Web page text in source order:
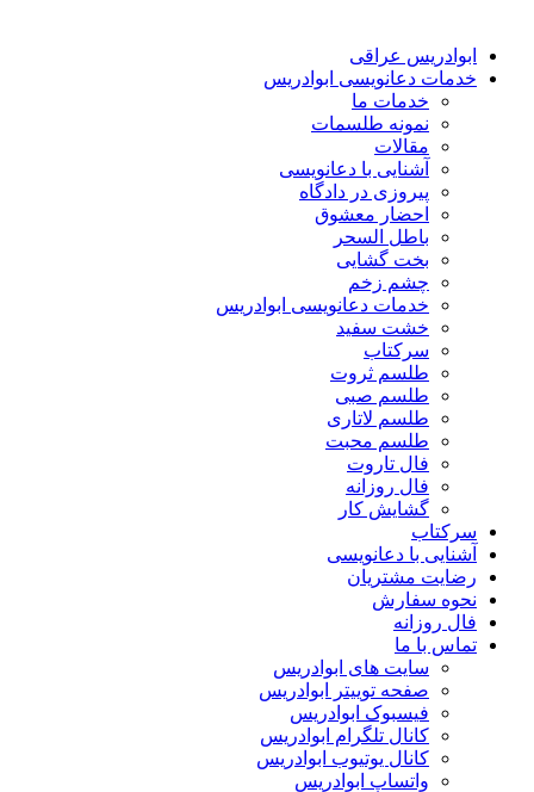
ابوادریس عراقی
خدمات دعانویسی ابوادریس
خدمات ما
نمونه طلسمات
مقالات
آشنایی با دعانویسی
پیروزی در دادگاه
احضار معشوق
باطل السحر
بخت گشایی
چشم زخم
خدمات دعانویسی ابوادریس
خشت سفید
سرکتاب
طلسم ثروت
طلسم صبی
طلسم لاتاری
طلسم محبت
فال تاروت
فال روزانه
گشایش کار
سرکتاب
آشنایی با دعانویسی
رضایت مشتریان
نحوه سفارش
فال روزانه
تماس با ما
سایت های ابوادریس
صفحه توییتر ابوادریس
فیسبوک ابوادریس
کانال تلگرام ابوادریس
کانال یوتیوب ابوادریس
واتساپ ابوادریس